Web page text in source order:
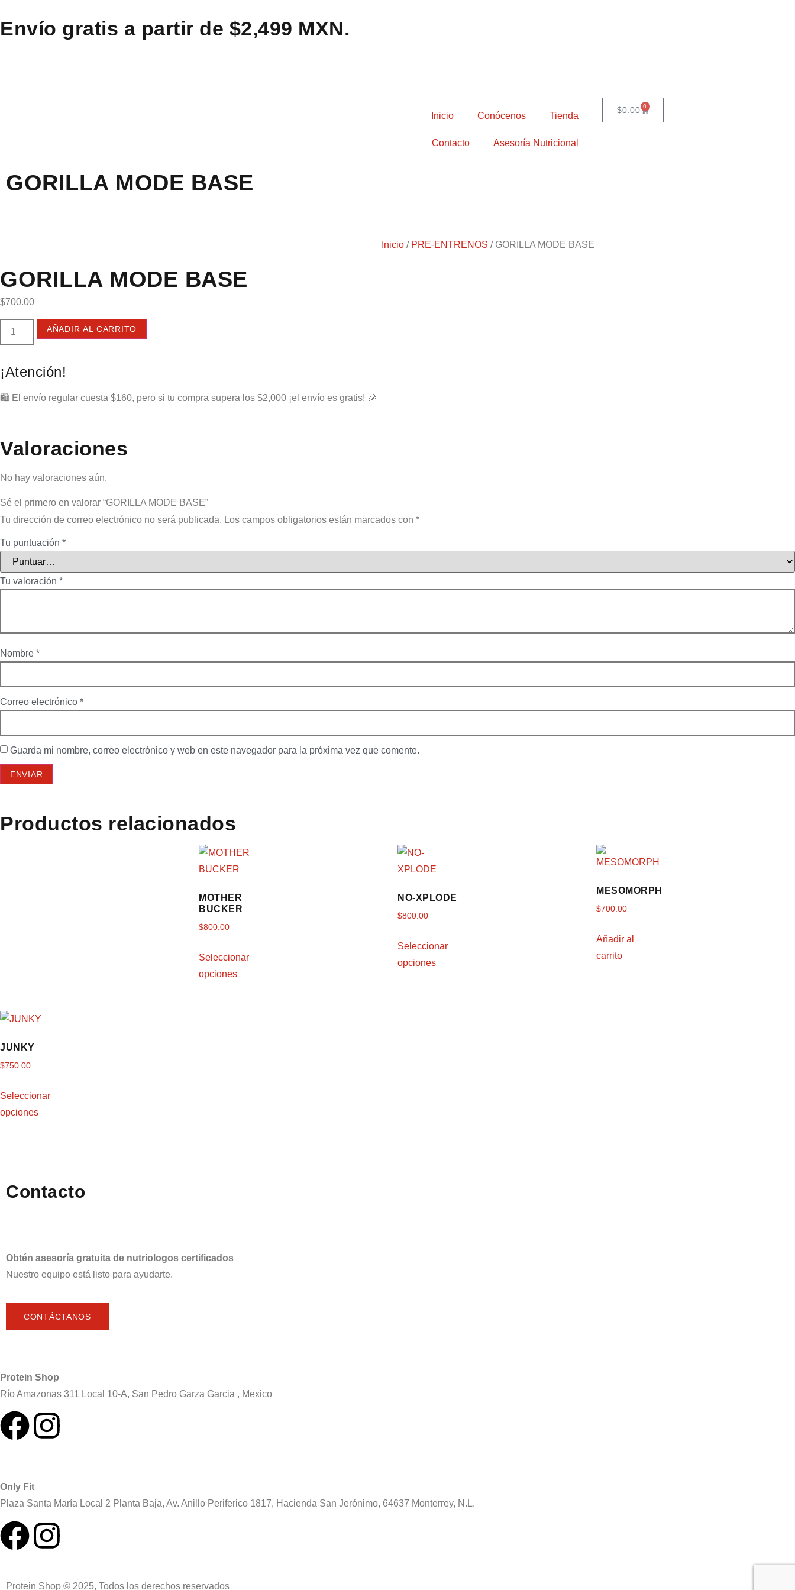
Envío gratis a partir de $2,499 MXN.
Inicio Conócenos Tienda
Contacto Asesoría Nutricional
$0.00 0
GORILLA MODE BASE
Inicio / PRE-ENTRENOS / GORILLA MODE BASE
GORILLA MODE BASE
$700.00
AÑADIR AL CARRITO
¡Atención!
🛍️ El envío regular cuesta $160, pero si tu compra supera los $2,000 ¡el envío es gratis! 🎉
Valoraciones
No hay valoraciones aún.
Sé el primero en valorar “GORILLA MODE BASE”
Tu dirección de correo electrónico no será publicada. Los campos obligatorios están marcados con *
Tu puntuación *
Tu valoración *
Nombre *
Correo electrónico *
Guarda mi nombre, correo electrónico y web en este navegador para la próxima vez que comente.
Productos relacionados
MOTHER
BUCKER
$800.00
Seleccionar
opciones
NO-XPLODE
$800.00
Seleccionar
opciones
MESOMORPH
$700.00
Añadir al
carrito
JUNKY
$750.00
Seleccionar
opciones
Contacto
Obtén asesoría gratuita de nutriologos certificados
Nuestro equipo está listo para ayudarte.
CONTÁCTANOS
Protein Shop
Río Amazonas 311 Local 10-A, San Pedro Garza Garcia , Mexico
Only Fit
Plaza Santa María Local 2 Planta Baja, Av. Anillo Periferico 1817, Hacienda San Jerónimo, 64637 Monterrey, N.L.
Protein Shop © 2025, Todos los derechos reservados